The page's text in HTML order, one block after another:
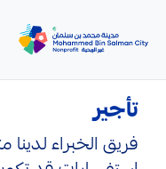
تأجير
فريق الخبراء لدينا